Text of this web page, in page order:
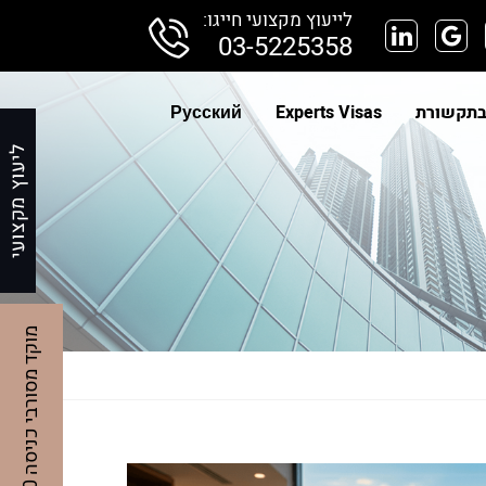
לייעוץ מקצועי חייגו:
03-5225358
Experts Visas
Русский
מ
0